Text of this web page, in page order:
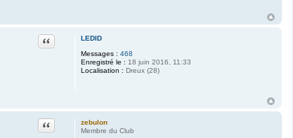
LEDID
Messages : 468
Enregistré le : 18 juin 2016, 11:33
Localisation : Dreux (28)
Citation
zebulon
Membre du Club
Citation